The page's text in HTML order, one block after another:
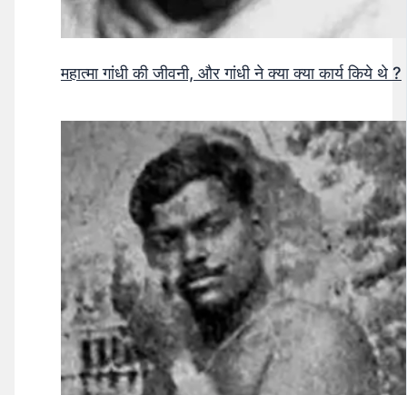
महात्मा गांधी की जीवनी, और गांधी ने क्या क्या कार्य किये थे ?